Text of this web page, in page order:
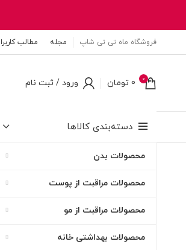
فروشگاه ماه تی تی شاپ مجله مطالب
0
0 تومان ورود / ثبت نام
دسته‌بندی کالاها
محصولات بدن
محصولات مراقبت از پوست
محصولات مراقبت از مو
محصولات بهداشتی خانه
۱۰